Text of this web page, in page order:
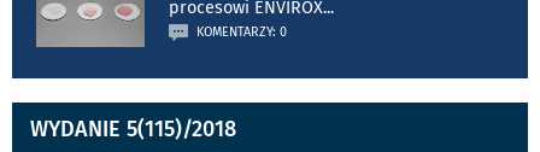
procesowi ENVIROX...
KOMENTARZY: 0
WYDANIE 5(115)/2018